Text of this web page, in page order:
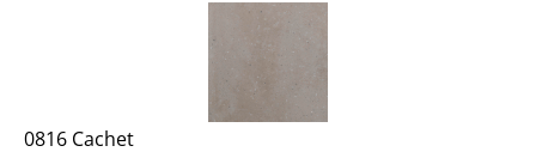
0816 Cachet